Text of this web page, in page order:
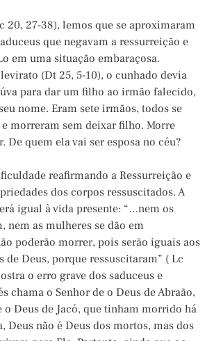
20, 27-38), lemos que se aproximaram
que negavam a ressurreição e
em uma situação embaraçosa.
(Dt 25, 5-10), o cunhado devia
para dar um filho ao irmão falecido,
nome. Eram sete irmãos, todos se
morreram sem deixar filho. Morre
De quem ela vai ser esposa no céu?
reafirmando a Ressurreição e
dos corpos ressuscitados. A
igual à vida presente: “…nem os
nem as mulheres se dão em
poderão morrer, pois serão iguais aos
de Deus, porque ressuscitaram” ( Lc
o erro grave dos saduceus e
chama o Senhor de o Deus de Abraão,
o Deus de Jacó, que tinham morrido há
Deus não é Deus dos mortos, mas dos